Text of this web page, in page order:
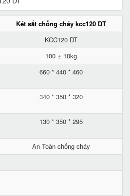
Két sắt chống cháy kcc120 DT
KCC120 DT
100 ± 10kg
660 * 440 * 460
340 * 350 * 320
130 * 350 * 295
An Toàn chống cháy